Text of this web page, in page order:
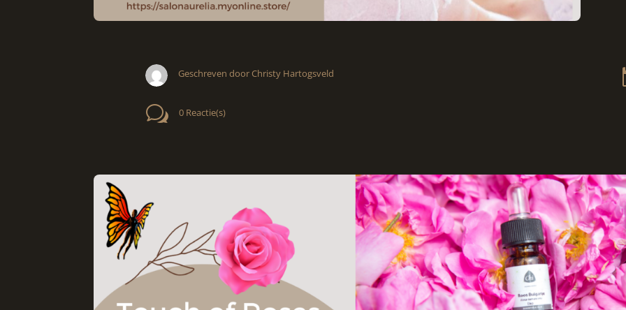
Geschreven door Christy Hartogsveld
w 0 Reactie(s)